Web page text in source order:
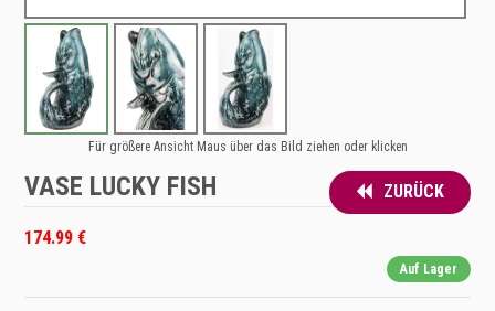
Für größere Ansicht Maus über das Bild ziehen oder klicken
ZURÜCK
VASE LUCKY FISH
174.99 €
Auf Lager